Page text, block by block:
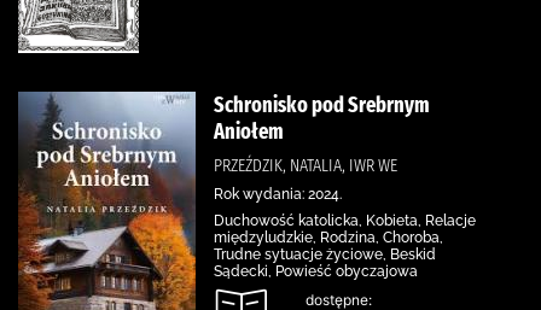
Schronisko pod Srebrnym
Aniołem
PRZEŹDZIK, NATALIA, IWR WE
Rok wydania: 2024.
Duchowość katolicka, Kobieta, Relacje
międzyludzkie, Rodzina, Choroba,
Trudne sytuacje życiowe, Beskid
Sądecki, Powieść obyczajowa
dostępne: